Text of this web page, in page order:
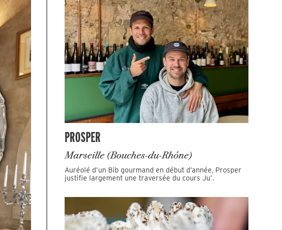
PROSPER
Marseille (Bouches-du-Rhône)
Auréolé d’un Bib gourmand en début d’année, Prosper
justifie largement une traversée du cours Ju’.